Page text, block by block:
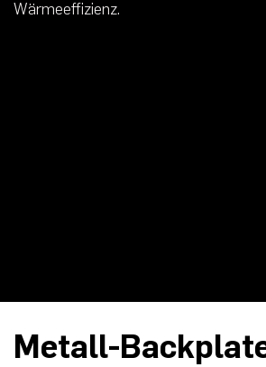
Wärmeeffizienz.
Metall-